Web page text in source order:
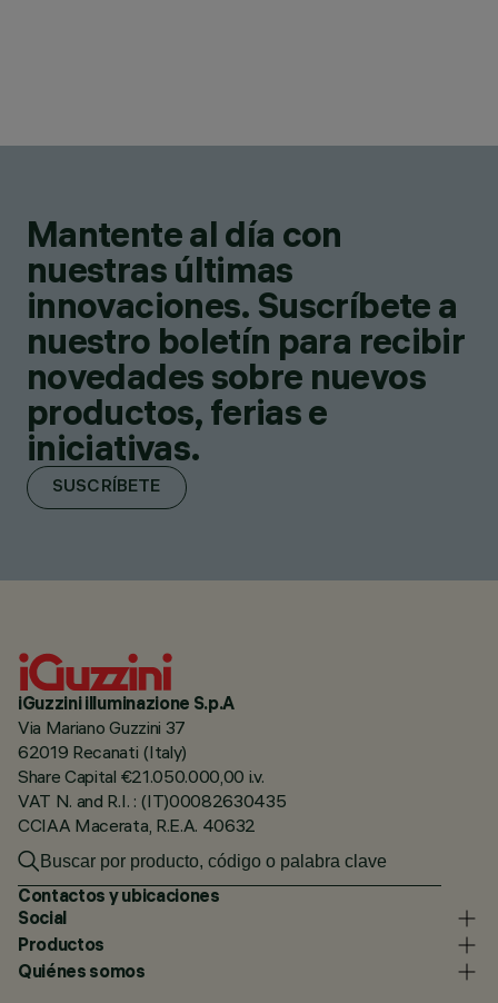
Mantente al día con
nuestras últimas
innovaciones. Suscríbete a
nuestro boletín para recibir
novedades sobre nuevos
productos, ferias e
iniciativas.
SUSCRÍBETE
iGuzzini illuminazione S.p.A
Via Mariano Guzzini 37
62019 Recanati (Italy)
Share Capital €21.050.000,00 i.v.
VAT N. and R.I. : (IT)00082630435
CCIAA Macerata, R.E.A. 40632
Contactos y ubicaciones
Social
Productos
Quiénes somos